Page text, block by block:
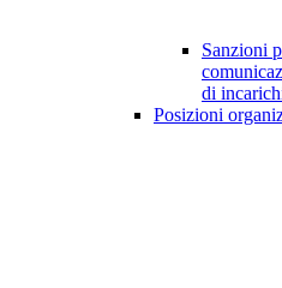
Sanzioni
di
Posizioni